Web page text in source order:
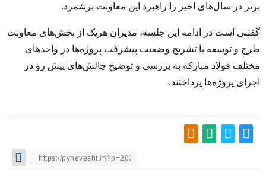
برتر در سال‌های اخیر را راهبرد این معاونت برشمرد.
گفتنی است در ادامه این جلسه، مدیران هریک از بخش‌های معاونت
طرح و توسعه با تشریح وضعیت پیشرفت پروژه‌ها در واحدهای
مختلف فولاد مبارکه به بررسی و توضیح چالش‌های پیش رو در
اجرای پروژه‌ها پرداختند.